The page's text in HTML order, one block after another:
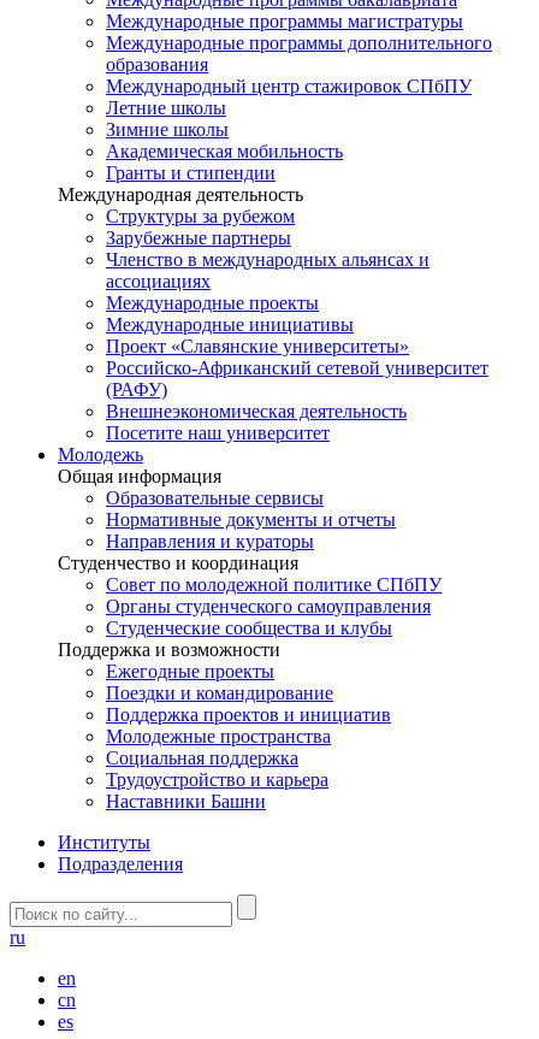
Международные программы магистратуры
Международные программы дополнительного
образования
Международный центр стажировок СПбПУ
Летние школы
Зимние школы
Академическая мобильность
Гранты и стипендии
Международная деятельность
Структуры за рубежом
Зарубежные партнеры
Членство в международных альянсах и
ассоциациях
Международные проекты
Международные инициативы
Проект «Славянские университеты»
Российско-Африканский сетевой университет
(РАФУ)
Внешнеэкономическая деятельность
Посетите наш университет
Молодежь
Общая информация
Образовательные сервисы
Нормативные документы и отчеты
Направления и кураторы
Студенчество и координация
Совет по молодежной политике СПбПУ
Органы студенческого самоуправления
Студенческие сообщества и клубы
Поддержка и возможности
Ежегодные проекты
Поездки и командирование
Поддержка проектов и инициатив
Молодежные пространства
Социальная поддержка
Трудоустройство и карьера
Наставники Башни
Институты
Подразделения
ru
en
cn
es